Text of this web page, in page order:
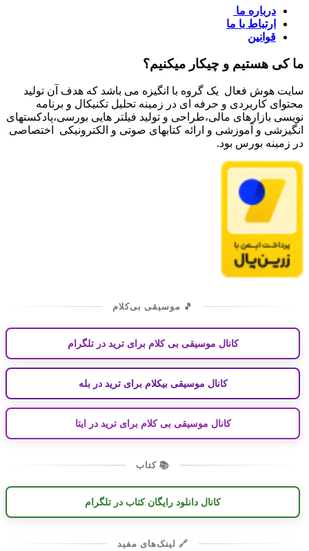
درباره ما
ارتباط با ما
قوانین
ما کی هستیم و چیکار میکنیم؟
سایت هوش فعال یک گروه با انگیزه می باشد که هدف آن تولید
محتوای کاربردی و حرفه ای در زمینه تحلیل تکنیکال و برنامه
نویسی بازارهای مالی،طراحی و تولید فیلتر هایی بورسی،پادکستهای
انگیزشی و آموزشی و ارائه کتابهای صوتی و الکترونیکی اختصاصی
در زمینه بورس بود.
🎵 موسیقی بی‌کلام
کانال موسیقی بی کلام برای ترید در تلگرام
کانال موسیقی بیکلام برای ترید در بله
کانال موسیقی بی کلام برای ترید در ایتا
📚 کتاب
کانال دانلود رایگان کتاب در تلگرام
🔗 لینک‌های مفید